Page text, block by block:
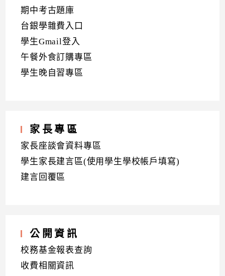
期中考古題庫
台銀學雜費入口
學生Gmail登入
午餐外食訂購專區
學生晚自習專區
家長專區
家長座談會資料專區
學生家長建言區(使用學生學校帳戶填寫)
建言回覆區
公開資訊
校務基金報表查詢
收費相關資訊